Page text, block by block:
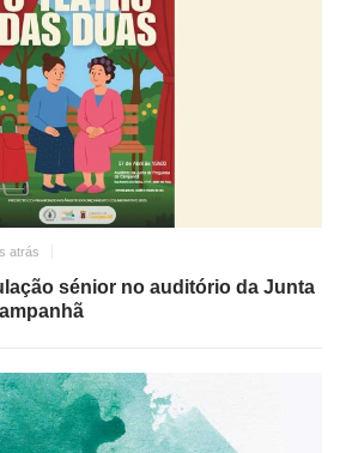
atrás
sénior no auditório da Junta